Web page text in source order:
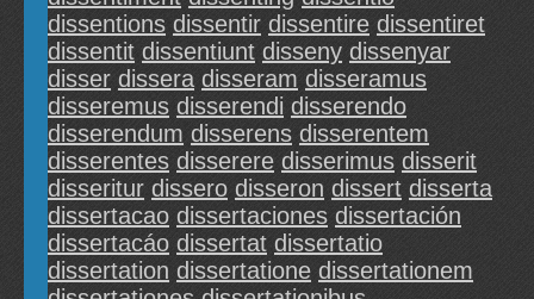
dissentions dissentir dissentire dissentiret
dissentit dissentiunt disseny dissenyar
disser dissera disseram disseramus
disseremus disserendi disserendo
disserendum disserens disserentem
disserentes disserere disserimus disserit
disseritur dissero disseron dissert disserta
dissertacao dissertaciones dissertación
dissertacáo dissertat dissertatio
dissertation dissertatione dissertationem